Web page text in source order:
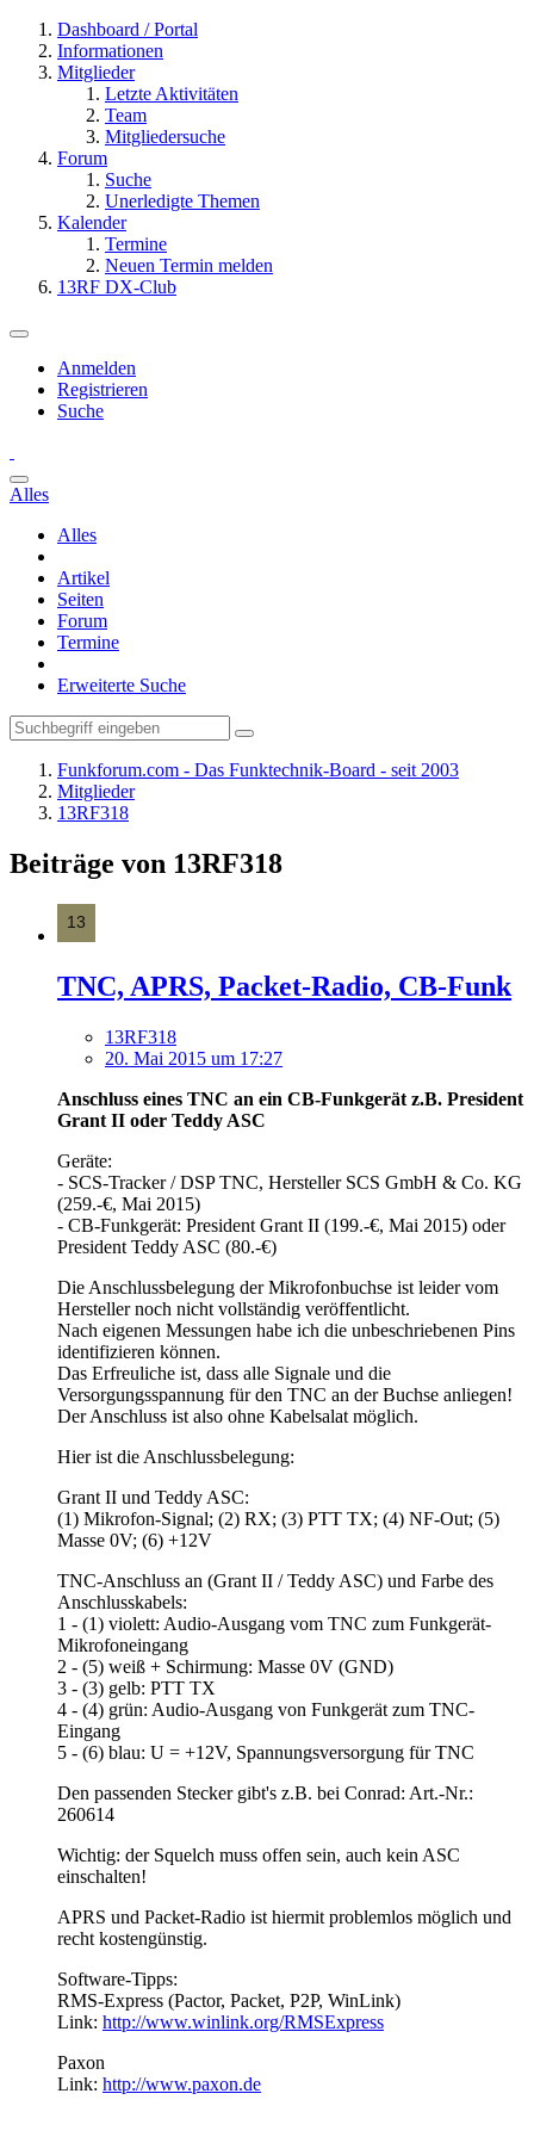
Dashboard / Portal
Informationen
Mitglieder
Letzte Aktivitäten
Team
Mitgliedersuche
Forum
Suche
Unerledigte Themen
Kalender
Termine
Neuen Termin melden
13RF DX-Club
Anmelden
Registrieren
Suche
Alles
Alles
Artikel
Seiten
Forum
Termine
Erweiterte Suche
Funkforum.com - Das Funktechnik-Board - seit 2003
Mitglieder
13RF318
Beiträge von 13RF318
TNC, APRS, Packet-Radio, CB-Funk
13RF318
20. Mai 2015 um 17:27
Anschluss eines TNC an ein CB-Funkgerät z.B. President
Grant II oder Teddy ASC
Geräte:
- SCS-Tracker / DSP TNC, Hersteller SCS GmbH & Co. KG
(259.-€, Mai 2015)
- CB-Funkgerät: President Grant II (199.-€, Mai 2015) oder
President Teddy ASC (80.-€)
Die Anschlussbelegung der Mikrofonbuchse ist leider vom
Hersteller noch nicht vollständig veröffentlicht.
Nach eigenen Messungen habe ich die unbeschriebenen Pins
identifizieren können.
Das Erfreuliche ist, dass alle Signale und die
Versorgungsspannung für den TNC an der Buchse anliegen!
Der Anschluss ist also ohne Kabelsalat möglich.
Hier ist die Anschlussbelegung:
Grant II und Teddy ASC:
(1) Mikrofon-Signal; (2) RX; (3) PTT TX; (4) NF-Out; (5)
Masse 0V; (6) +12V
TNC-Anschluss an (Grant II / Teddy ASC) und Farbe des
Anschlusskabels:
1 - (1) violett: Audio-Ausgang vom TNC zum Funkgerät-
Mikrofoneingang
2 - (5) weiß + Schirmung: Masse 0V (GND)
3 - (3) gelb: PTT TX
4 - (4) grün: Audio-Ausgang von Funkgerät zum TNC-
Eingang
5 - (6) blau: U = +12V, Spannungsversorgung für TNC
Den passenden Stecker gibt's z.B. bei Conrad: Art.-Nr.:
260614
Wichtig: der Squelch muss offen sein, auch kein ASC
einschalten!
APRS und Packet-Radio ist hiermit problemlos möglich und
recht kostengünstig.
Software-Tipps:
RMS-Express (Pactor, Packet, P2P, WinLink)
Link: http://www.winlink.org/RMSExpress
Paxon
Link: http://www.paxon.de